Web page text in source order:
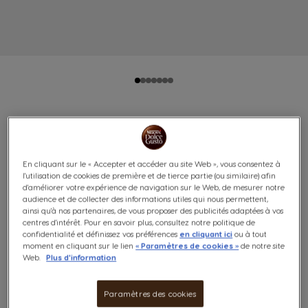
PACK MINI ME NOIRE ET
BLANCHE + 1 NEO START + 1
INFUSEUR SPECIAL.T® + 4
BOÎTES
(0)
Mini Me Noire et Blanche, un adaptateur NEO Start pour
découvrir les pods NEO à base de papier, deux boîtes de
En cliquant sur le « Accepter et accéder au site Web », vous consentez à
l'utilisation de cookies de première et de tierce partie (ou similaire) afin
d'améliorer votre expérience de navigation sur le Web, de mesurer notre
audience et de collecter des informations utiles qui nous permettent,
ainsi qu'à nos partenaires, de vous proposer des publicités adaptées à vos
centres d'intérêt. Pour en savoir plus, consultez notre politique de
confidentialité et définissez vos préférences en cliquant ici ou à tout
moment en cliquant sur le lien« Paramètres de cookies » de notre site
Web.
Plus d'information
Paramètres des cookies